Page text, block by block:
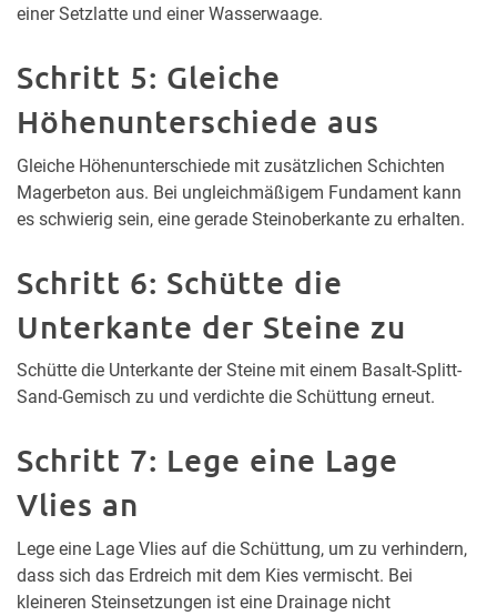
einer Setzlatte und einer Wasserwaage.
Schritt 5: Gleiche
Höhenunterschiede aus
Gleiche Höhenunterschiede mit zusätzlichen Schichten
Magerbeton aus. Bei ungleichmäßigem Fundament kann
es schwierig sein, eine gerade Steinoberkante zu erhalten.
Schritt 6: Schütte die
Unterkante der Steine zu
Schütte die Unterkante der Steine mit einem Basalt-Splitt-
Sand-Gemisch zu und verdichte die Schüttung erneut.
Schritt 7: Lege eine Lage
Vlies an
Lege eine Lage Vlies auf die Schüttung, um zu verhindern,
dass sich das Erdreich mit dem Kies vermischt. Bei
kleineren Steinsetzungen ist eine Drainage nicht